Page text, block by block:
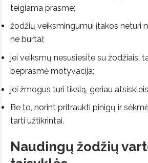
teigiama prasme;
žodžių veiksmingumui įtakos neturi
ne burtai;
jei veiksmų nesusiesite su žodžiais,
beprasmė motyvacija;
jei žmogus turi tikslą, geriau
Be to, norint pritraukti pinigų ir
tarti užtikrintai.
Naudingų žodžių